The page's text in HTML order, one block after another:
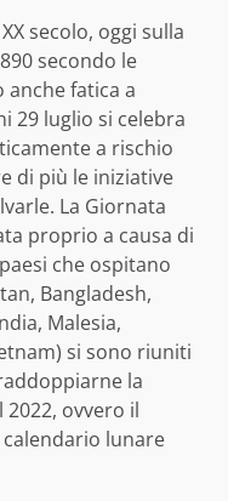
secolo, oggi sulla
secondo le
fatica a
29 luglio si celebra
a rischio
di più le iniziative
La Giornata
proprio a causa di
che ospitano
Bangladesh,
Malesia,
si sono riuniti
la
ovvero il
calendario lunare